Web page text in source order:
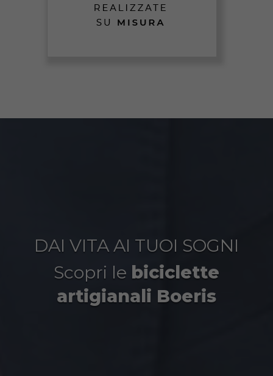
DAI VITA AI TUOI SOGNI
Scopri le biciclette
artigianali Boeris